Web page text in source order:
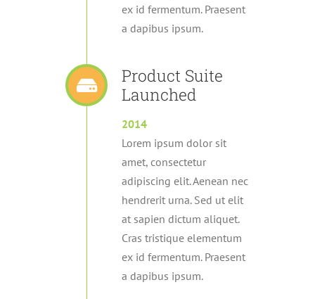
ex id fermentum. Praesent
a dapibus ipsum.
Product Suite
Launched
2014
Lorem ipsum dolor sit
amet, consectetur
adipiscing elit. Aenean nec
hendrerit urna. Sed ut elit
at sapien dictum aliquet.
Cras tristique elementum
ex id fermentum. Praesent
a dapibus ipsum.